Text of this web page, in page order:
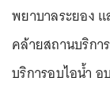
พยาบาลระยอง
คล้ายสถานบริกา
บริการอบไอน้ำ